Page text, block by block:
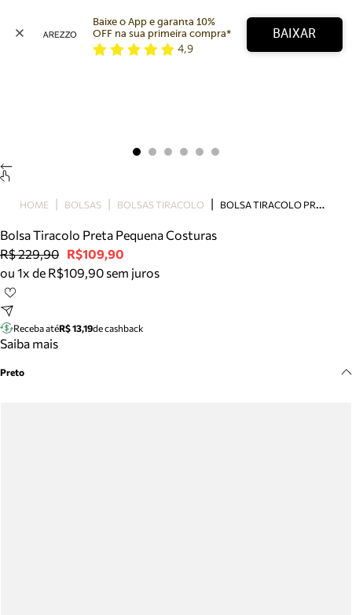
Bolsa
Tamanco
Tênis
Mule
Tire dúvidas sobre pedidos, devoluções e mais.
Baixe o App e garanta 10%
OFF na sua primeira compra*
4,9
BAIXAR
HOME BOLSAS BOLSAS TIRACOLO B
OLSA TIRACOLO PRETA PEQUENA COSTURAS
Bolsa Tiracolo Preta Pequena Costuras
R$ 229,90 R$109,90
ou 1x de R$109,90 sem juros
Receba atéR$ 13,19de cashback
Saiba mais
Preto